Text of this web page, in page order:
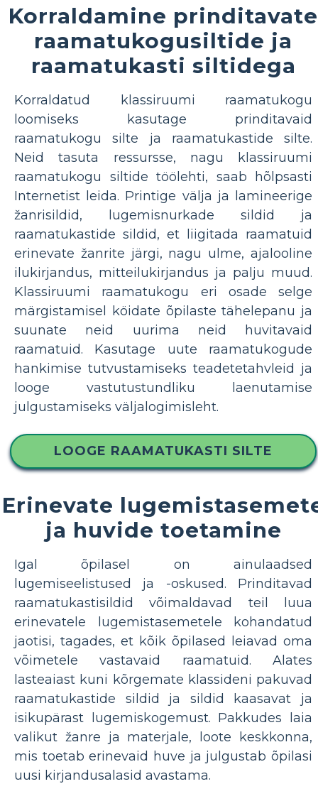
Korraldamine prinditavate
raamatukogusiltide ja
raamatukasti siltidega
Korraldatud klassiruumi raamatukogu
loomiseks kasutage prinditavaid
raamatukogu silte ja raamatukastide silte.
Neid tasuta ressursse, nagu klassiruumi
raamatukogu siltide töölehti, saab hõlpsasti
Internetist leida. Printige välja ja lamineerige
žanrisildid, lugemisnurkade sildid ja
raamatukastide sildid, et liigitada raamatuid
erinevate žanrite järgi, nagu ulme, ajalooline
ilukirjandus, mitteilukirjandus ja palju muud.
Klassiruumi raamatukogu eri osade selge
märgistamisel köidate õpilaste tähelepanu ja
suunate neid uurima neid huvitavaid
raamatuid. Kasutage uute raamatukogude
hankimise tutvustamiseks teadetetahvleid ja
looge vastutustundliku laenutamise
julgustamiseks väljalogimisleht.
LOOGE RAAMATUKASTI SILTE
Erinevate
ja huvide toetamine
Igal õpilasel on ainulaadsed
lugemiseelistused ja -oskused. Prinditavad
raamatukastisildid võimaldavad teil luua
erinevatele lugemistasemetele kohandatud
jaotisi, tagades, et kõik õpilased leiavad oma
võimetele vastavaid raamatuid. Alates
lasteaiast kuni kõrgemate klassideni pakuvad
raamatukastide sildid ja sildid kaasavat ja
isikupärast lugemiskogemust. Pakkudes laia
valikut žanre ja materjale, loote keskkonna,
mis toetab erinevaid huve ja julgustab õpilasi
uusi kirjandusalasid avastama.